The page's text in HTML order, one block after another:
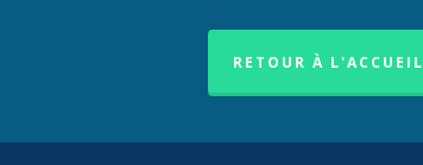
RETOUR À L'ACCUEIL